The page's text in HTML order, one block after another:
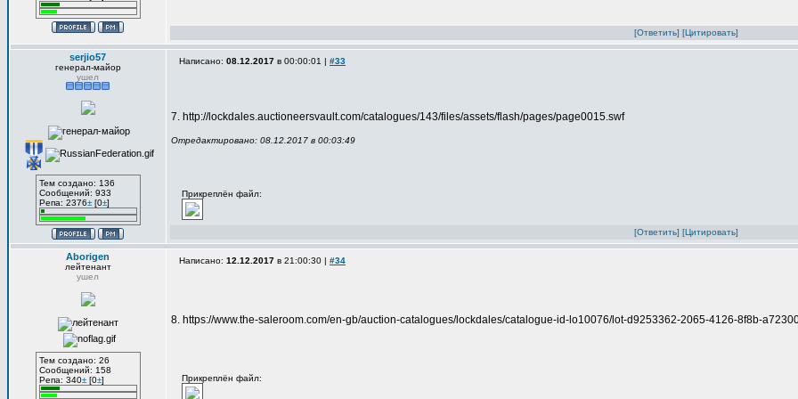
[Ответить] [Цитировать]
serjio57
генерал-майор
ушел
Тем создано: 136
Сообщений: 933
Репа: 2376±[0±]
Написано: 08.12.2017 в 00:00:01 | #33
7. http://lockdales.auctioneersvault.com/catalogues/143/files/assets/flash/pages/page0015.swf
Отредактировано: 08.12.2017 в 00:03:49
Прикреплён файл:
[Ответить] [Цитировать]
Aborigen
лейтенант
ушел
Тем создано: 26
Сообщений: 158
Репа: 340±[0±]
Написано: 12.12.2017 в 21:00:30 | #34
8. https://www.the-saleroom.com/en-gb/auction-catalogues/lockdales/catalogue-id-lo10076/lot-d9253362-2065-4126-8f8b-
Прикреплён файл: